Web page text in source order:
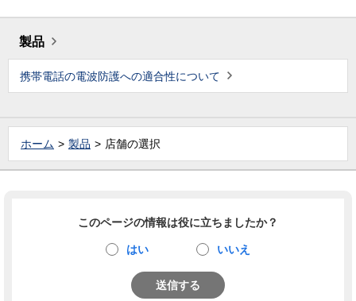
製品
携帯電話の電波防護への適合性について
ホーム 製品 店舗の選択
このページの情報は役に立ちましたか？
はい いいえ
送信する